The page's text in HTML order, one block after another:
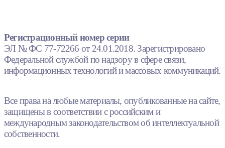
Регистрационный номер серии
ЭЛ № ФС 77-72266 от 24.01.2018. Зарегистрировано
Федеральной службой по надзору в сфере связи,
информационных технологий и массовых коммуникаций.
Все права на любые материалы, опубликованные на сайте,
защищены в соответствии с российским и
международным законодательством об интеллектуальной
собственности.